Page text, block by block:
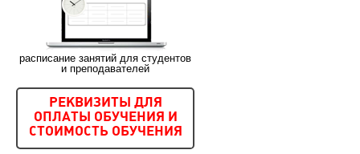
расписание занятий для студентов
и преподавателей
РЕКВИЗИТЫ ДЛЯ
ОПЛАТЫ ОБУЧЕНИЯ И
СТОИМОСТЬ ОБУЧЕНИЯ